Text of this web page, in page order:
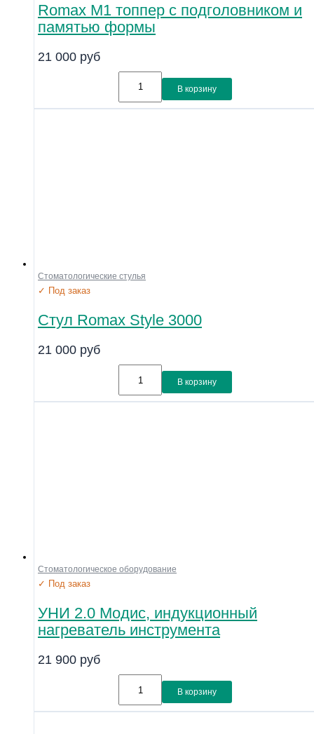
Romax M1 топпер с подголовником и
памятью формы
21 000 руб
В корзину
Стоматологические стулья
✓ Под заказ
Стул Romax Style 3000
21 000 руб
В корзину
Стоматологическое оборудование
✓ Под заказ
УНИ 2.0 Модис, индукционный
нагреватель инструмента
21 900 руб
В корзину